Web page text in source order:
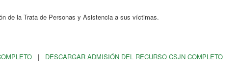
de la Trata de Personas y Asistencia a sus víctimas.
| DESCARGAR ADMISIÓN DEL RECURSO CSJN COMPLETO